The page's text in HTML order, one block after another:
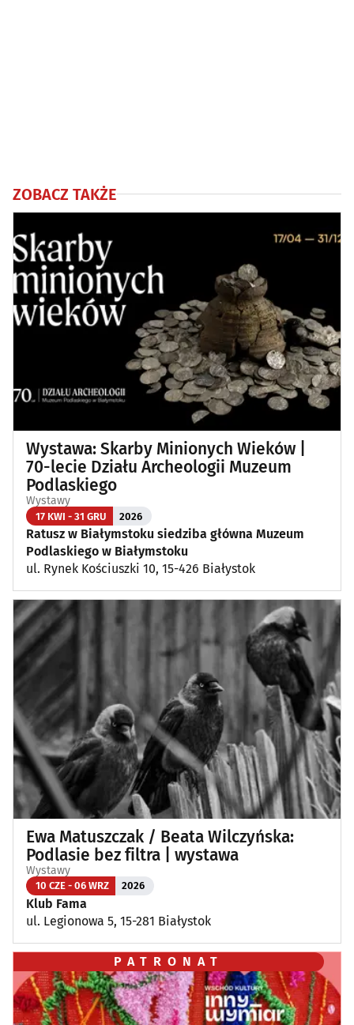
ZOBACZ TAKŻE
Wystawa: Skarby Minionych Wieków |
70-lecie Działu Archeologii Muzeum
Podlaskiego
Wystawy
17 KWI - 31 GRU 2026
Ratusz w Białymstoku siedziba główna Muzeum
Podlaskiego w Białymstoku
ul. Rynek Kościuszki 10, 15-426 Białystok
Ewa Matuszczak / Beata Wilczyńska:
Podlasie bez filtra | wystawa
Wystawy
10 CZE - 06 WRZ 2026
Klub Fama
ul. Legionowa 5, 15-281 Białystok
PATRONAT